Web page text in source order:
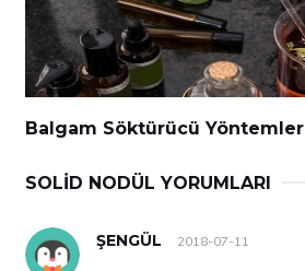
Balgam Söktürücü Yöntemler
SOLID NODÜL YORUMLARI
ŞENGÜL 2018-07-11